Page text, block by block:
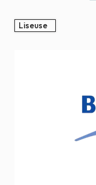
Liseuse